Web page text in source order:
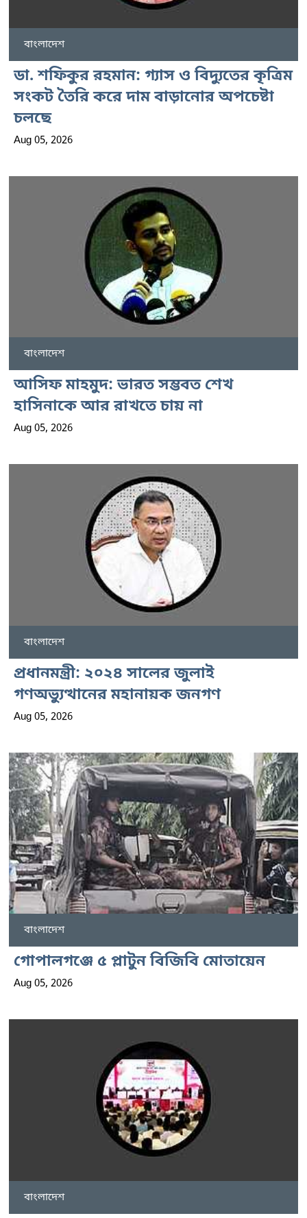
বাংলাদেশ
ডা. শফিকুর রহমান: গ্যাস ও বিদ্যুতের কৃত্রিম
সংকট তৈরি করে দাম বাড়ানোর অপচেষ্টা
চলছে
Aug 05, 2026
বাংলাদেশ
আসিফ মাহমুদ: ভারত সম্ভবত শেখ
হাসিনাকে আর রাখতে চায় না
Aug 05, 2026
বাংলাদেশ
প্রধানমন্ত্রী: ২০২৪ সালের জুলাই
গণঅভ্যুত্থানের মহানায়ক জনগণ
Aug 05, 2026
বাংলাদেশ
গোপালগঞ্জে ৫ প্লাটুন বিজিবি মোতায়েন
Aug 05, 2026
বাংলাদেশ